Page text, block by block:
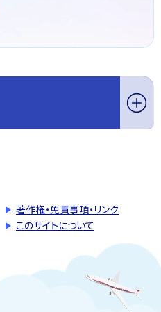
著作権・免責事項・リンク
このサイトについて